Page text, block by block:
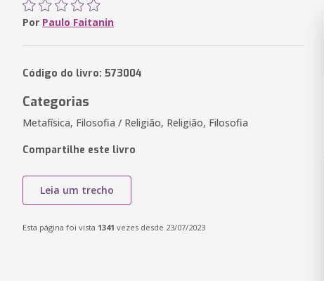
Por Paulo Faitanin
Código do livro: 573004
Categorias
Metafísica, Filosofia / Religião, Religião, Filosofia
Compartilhe este livro
Leia um trecho
Esta página foi vista 1341 vezes desde 23/07/2023